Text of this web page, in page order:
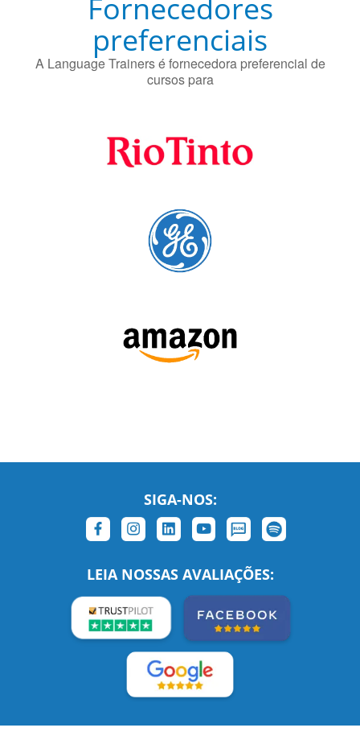
Fornecedores
A Language Trainers é fornecedora preferencial de
cursos para
SIGA-NOS:
LEIA NOSSAS AVALIAÇÕES: